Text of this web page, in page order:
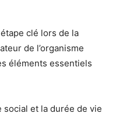
clé lors de la
de l’organisme
éléments essentiels
social et la durée de vie